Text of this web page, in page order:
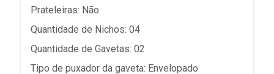
Prateleiras: Não
Quantidade de Nichos: 04
Quantidade de Gavetas: 02
Tipo de puxador da gaveta: Envelopado